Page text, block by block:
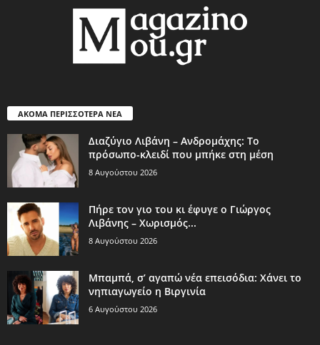
ΑΚΟΜΑ ΠΕΡΙΣΣΟΤΕΡΑ ΝΕΑ
Διαζύγιο Λιβάνη – Ανδρομάχης: Το
πρόσωπο-κλειδί που μπήκε στη μέση
8 Αυγούστου 2026
Πήρε τον γιο του κι έφυγε ο Γιώργος
Λιβάνης – Χωρισμός...
8 Αυγούστου 2026
Μπαμπά, σ’ αγαπώ νέα επεισόδια: Χάνει το
νηπιαγωγείο η Βιργινία
6 Αυγούστου 2026